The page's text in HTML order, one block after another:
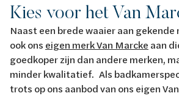
Kies voor het Van
Naast een brede waaier aan gekende
ook ons eigen merk Van Marcke aan
goedkoper zijn dan andere merken,
minder kwalitatief. Als
trots op ons aanbod van ons eigen